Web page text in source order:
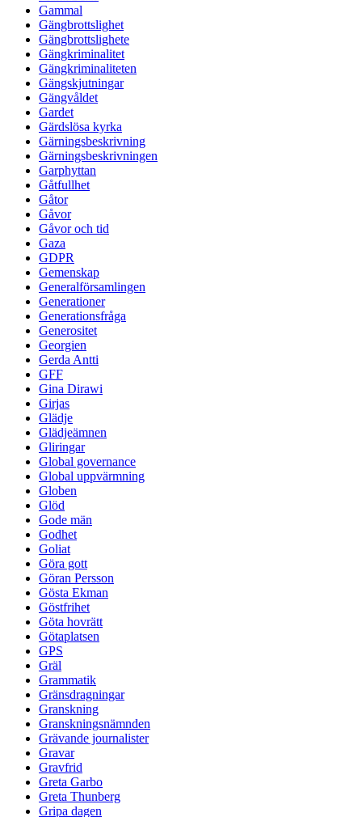
Gammal
Gängbrottslighet
Gängbrottslighete
Gängkriminalitet
Gängkriminaliteten
Gängskjutningar
Gängvåldet
Gardet
Gärdslösa kyrka
Gärningsbeskrivning
Gärningsbeskrivningen
Garphyttan
Gåtfullhet
Gåtor
Gåvor
Gåvor och tid
Gaza
GDPR
Gemenskap
Generalförsamlingen
Generationer
Generationsfråga
Generositet
Georgien
Gerda Antti
GFF
Gina Dirawi
Girjas
Glädje
Glädjeämnen
Gliringar
Global governance
Global uppvärmning
Globen
Glöd
Gode män
Godhet
Goliat
Göra gott
Göran Persson
Gösta Ekman
Göstfrihet
Göta hovrätt
Götaplatsen
GPS
Gräl
Grammatik
Gränsdragningar
Granskning
Granskningsnämnden
Grävande journalister
Gravar
Gravfrid
Greta Garbo
Greta Thunberg
Gripa dagen